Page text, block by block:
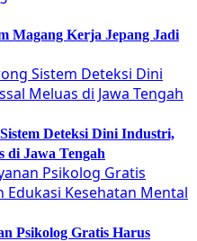
Magang Kerja Jepang Jadi
Deteksi Dini Industri,
di Jawa Tengah
Psikolog Gratis Harus